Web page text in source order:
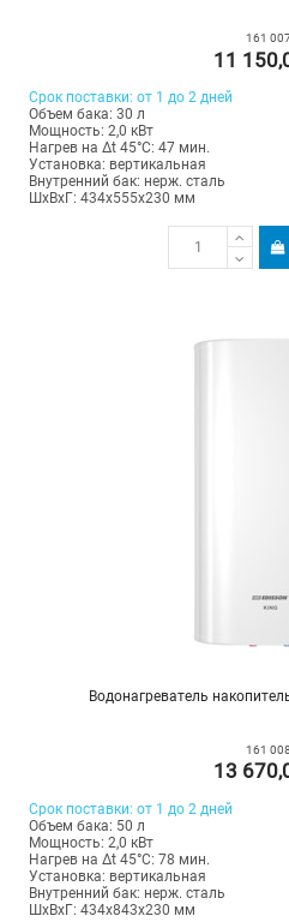
161
11
Срок поставки: от 1 до 2 дней
Объем бака: 30 л
Мощность: 2,0 кВт
Нагрев на Δt 45°С: 47 мин.
Установка: вертикальная
Внутренний бак: нерж. сталь
ШхВхГ: 434х555х230 мм
Водонагреватель
161 008
13
Срок поставки: от 1 до 2 дней
Объем бака: 50 л
Мощность: 2,0 кВт
Нагрев на Δt 45°С: 78 мин.
Установка: вертикальная
Внутренний бак: нерж. сталь
ШхВхГ: 434х843х230 мм